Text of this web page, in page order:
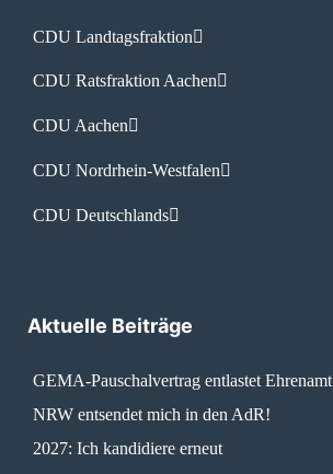
CDU Landtagsfraktion
CDU Ratsfraktion Aachen
CDU Aachen
CDU Nordrhein-Westfalen
CDU Deutschlands
Aktuelle Beiträge
GEMA-Pauschalvertrag entlastet Ehrenamt
NRW entsendet mich in den AdR!
2027: Ich kandidiere erneut